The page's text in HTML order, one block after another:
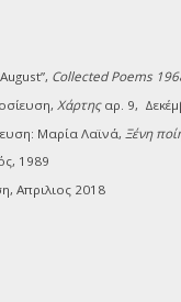
Collected Poems
Χάρτηςαρ. 9,
Μαρία Λαϊνά, Ξένη
1989
Απριλιος 2018